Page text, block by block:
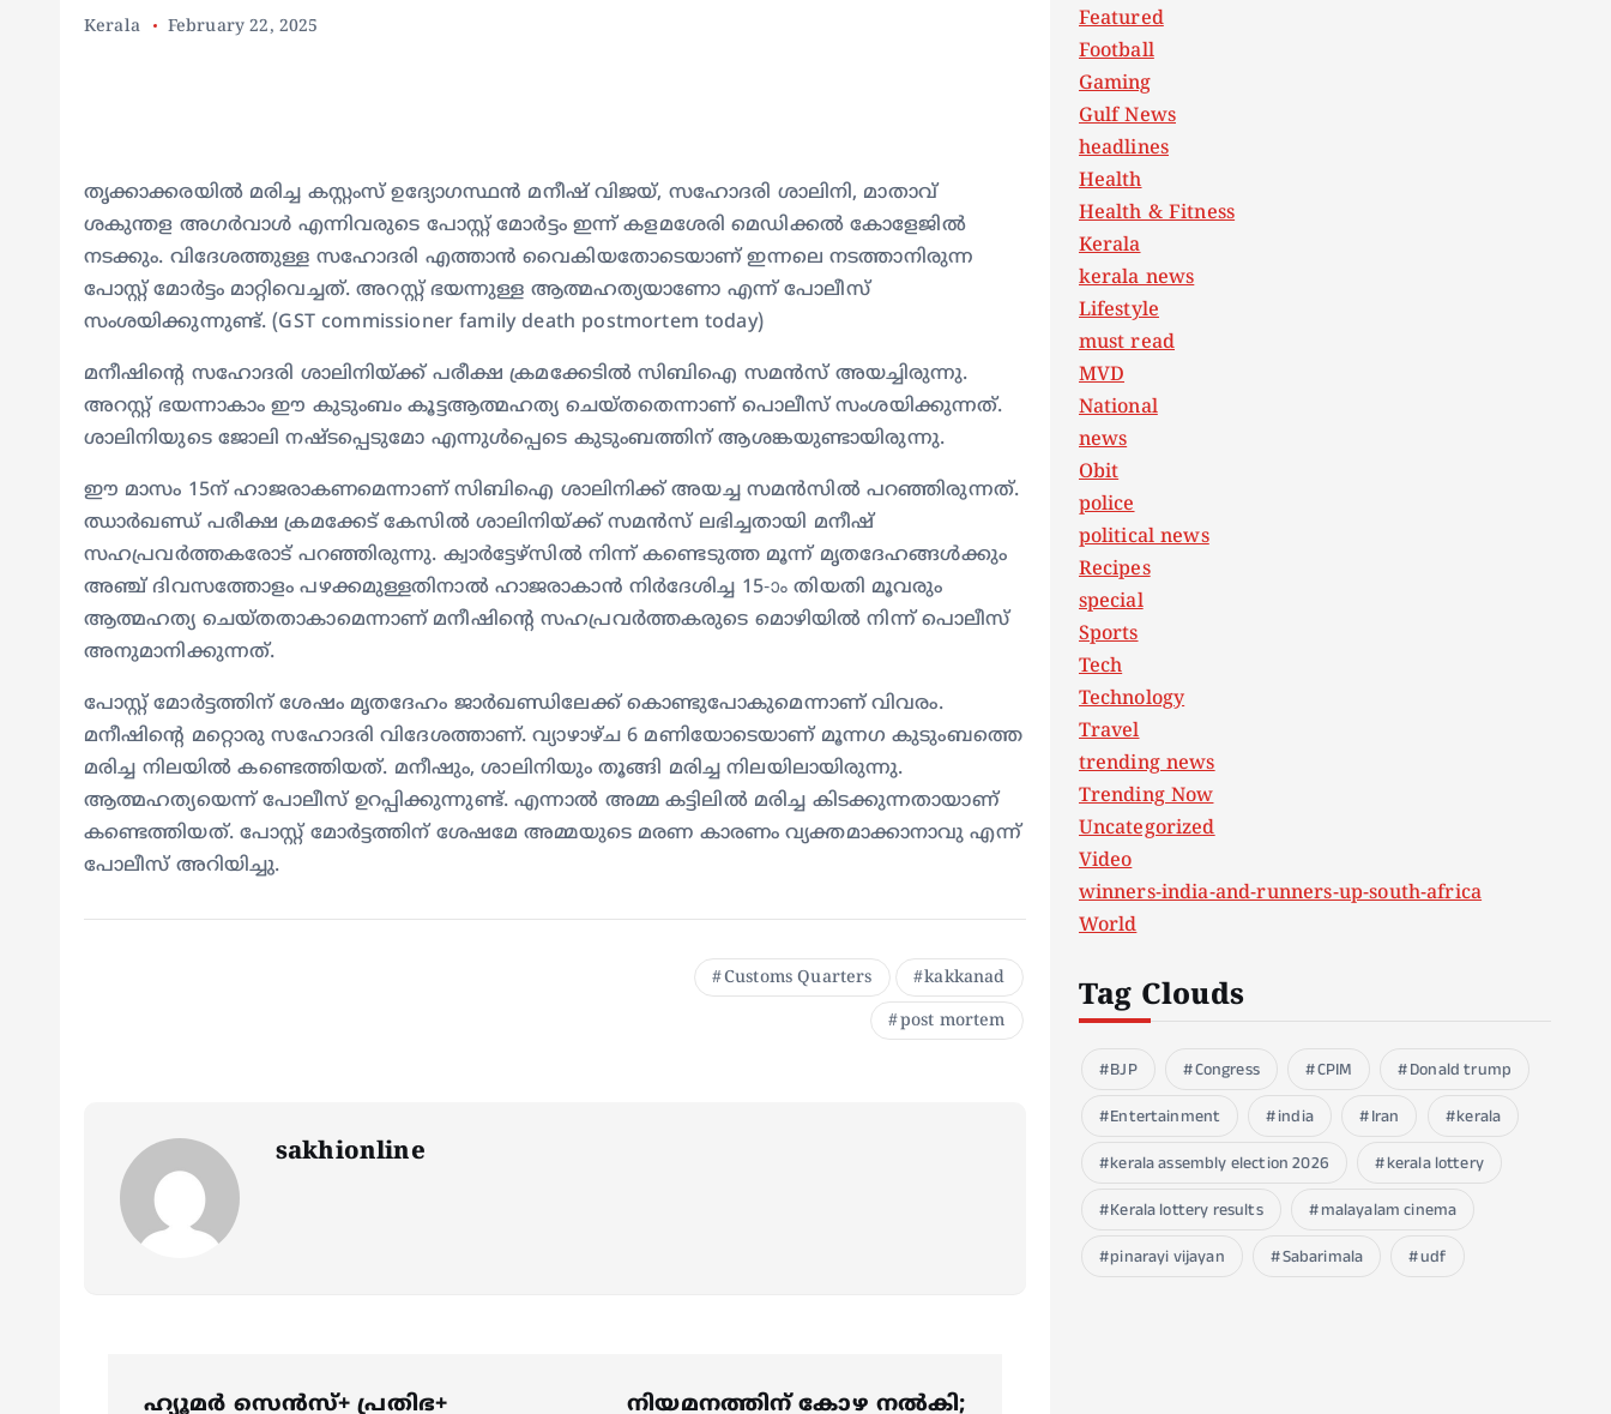
Kerala February 22, 2025
തൃക്കാക്കരയില്‍ മരിച്ച കസ്റ്റംസ് ഉദ്യോഗസ്ഥന്‍ മനീഷ് വിജയ്, സഹോദരി ശാലിനി, മാതാവ്
ശകുന്തള അഗര്‍വാള്‍ എന്നിവരുടെ പോസ്റ്റ് മോര്‍ട്ടം ഇന്ന് കളമശേരി മെഡിക്കല്‍ കോളേജില്‍
നടക്കും. വിദേശത്തുള്ള സഹോദരി എത്താന്‍ വൈകിയതോടെയാണ് ഇന്നലെ നടത്താനിരുന്ന
പോസ്റ്റ് മോര്‍ട്ടം മാറ്റിവെച്ചത്. അറസ്റ്റ് ഭയന്നുള്ള ആത്മഹത്യയാണോ എന്ന് പോലീസ്
സംശയിക്കുന്നുണ്ട്. (GST commissioner family death postmortem today)
മനീഷിന്റെ സഹോദരി ശാലിനിയ്ക്ക് പരീക്ഷ ക്രമക്കേടില്‍ സിബിഐ സമന്‍സ് അയച്ചിരുന്നു.
അറസ്റ്റ് ഭയന്നാകാം ഈ കുടുംബം കൂട്ടആത്മഹത്യ ചെയ്തതെന്നാണ് പൊലീസ് സംശയിക്കുന്നത്.
ശാലിനിയുടെ ജോലി നഷ്ടപ്പെടുമോ എന്നുള്‍പ്പെടെ കുടുംബത്തിന് ആശങ്കയുണ്ടായിരുന്നു.
ഈ മാസം 15ന് ഹാജരാകണമെന്നാണ് സിബിഐ ശാലിനിക്ക് അയച്ച സമന്‍സില്‍ പറഞ്ഞിരുന്നത്.
ഝാര്‍ഖണ്ഡ് പരീക്ഷ ക്രമക്കേട് കേസില്‍ ശാലിനിയ്ക്ക് സമന്‍സ് ലഭിച്ചതായി മനീഷ്
സഹപ്രവര്‍ത്തകരോട് പറഞ്ഞിരുന്നു. ക്വാര്‍ട്ടേഴ്സില്‍ നിന്ന് കണ്ടെടുത്ത മൂന്ന് മൃതദേഹങ്ങള്‍ക്കും
അഞ്ച് ദിവസത്തോളം പഴക്കമുള്ളതിനാല്‍ ഹാജരാകാന്‍ നിര്‍ദേശിച്ച 15-ാം തിയതി മൂവരും
ആത്മഹത്യ ചെയ്തതാകാമെന്നാണ് മനീഷിന്റെ സഹപ്രവര്‍ത്തകരുടെ മൊഴിയില്‍ നിന്ന് പൊലീസ്
അനുമാനിക്കുന്നത്.
പോസ്റ്റ് മോര്‍ട്ടത്തിന് ശേഷം മൃതദേഹം ജാര്‍ഖണ്ഡിലേക്ക് കൊണ്ടുപോകുമെന്നാണ് വിവരം.
മനീഷിന്റെ മറ്റൊരു സഹോദരി വിദേശത്താണ്. വ്യാഴാഴ്ച 6 മണിയോടെയാണ് മൂന്നഗ കുടുംബത്തെ
മരിച്ച നിലയില്‍ കണ്ടെത്തിയത്. മനീഷും, ശാലിനിയും തൂങ്ങി മരിച്ച നിലയിലായിരുന്നു.
ആത്മഹത്യയെന്ന് പോലീസ് ഉറപ്പിക്കുന്നുണ്ട്. എന്നാല്‍ അമ്മ കട്ടിലില്‍ മരിച്ച കിടക്കുന്നതായാണ്
കണ്ടെത്തിയത്. പോസ്റ്റ് മോര്‍ട്ടത്തിന് ശേഷമേ അമ്മയുടെ മരണ കാരണം വ്യക്തമാക്കാനാവു എന്ന്
പോലീസ് അറിയിച്ചു.
Customs Quarters kakkanad
post mortem
sakhionline
ഹ്യൂമര്‍ സെന്‍സ്+ പ്രതിഭ+
നിയമനത്തിന് കോഴ നൽകി;
Featured
Football
Gaming
Gulf News
headlines
Health
Health & Fitness
Kerala
kerala news
Lifestyle
must read
MVD
National
news
Obit
police
political news
Recipes
special
Sports
Tech
Technology
Travel
trending news
Trending Now
Uncategorized
Video
winners-india-and-runners-up-south-africa
World
Tag Clouds
BJP Congress CPIM
Donald trump
Entertainment
india Iran
kerala
kerala assembly election 2026
kerala lottery
Kerala lottery results
malayalam cinema
pinarayi vijayan
Sabarimala udf